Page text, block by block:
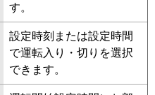
す。
設定時刻または設定時間
で運転入り・切りを選択
できます。